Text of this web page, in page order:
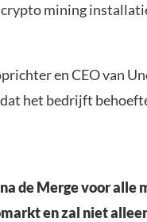
mining
en CEO van
het bedrijft
de Merge voor alle
en zal niet